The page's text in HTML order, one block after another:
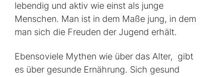
lebendig und aktiv wie einst als junge
Menschen. Man ist in dem Maße jung, in dem
man sich die Freuden der Jugend erhält.
Ebensoviele Mythen wie über das Alter, gibt
es über gesunde Ernährung. Sich gesund